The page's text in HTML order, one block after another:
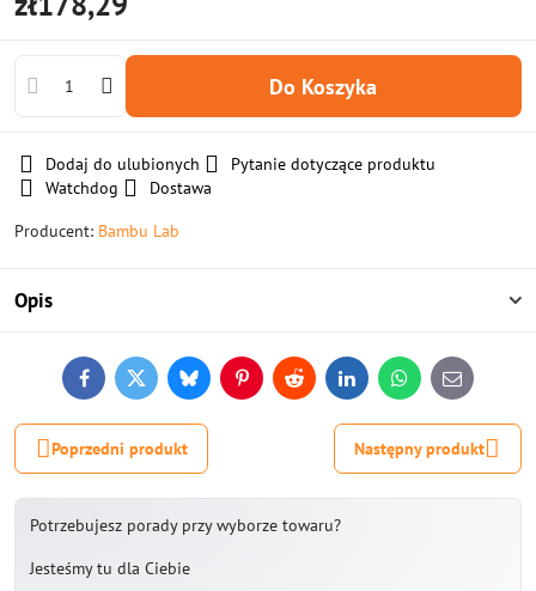
Do Koszyka
Dodaj do ulubionych
Pytanie dotyczące produktu
Watchdog
Dostawa
Producent: Bambu Lab
Opis
FacebookTwitterBlueskyPinterestReddit LinkedInWhatsApp
E-
mail
Poprzedni produkt Następny produkt
Potrzebujesz porady przy wyborze towaru?
Jesteśmy tu dla Ciebie